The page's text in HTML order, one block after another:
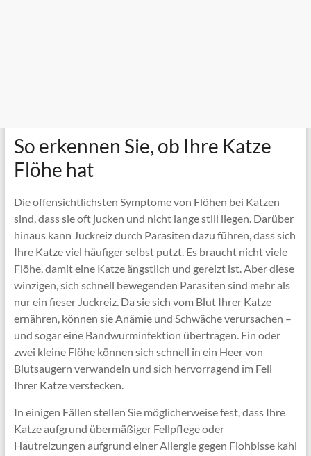
So erkennen Sie, ob Ihre Katze
Flöhe hat
Die offensichtlichsten Symptome von Flöhen bei Katzen
sind, dass sie oft jucken und nicht lange still liegen. Darüber
hinaus kann Juckreiz durch Parasiten dazu führen, dass sich
Ihre Katze viel häufiger selbst putzt. Es braucht nicht viele
Flöhe, damit eine Katze ängstlich und gereizt ist. Aber diese
winzigen, sich schnell bewegenden Parasiten sind mehr als
nur ein fieser Juckreiz. Da sie sich vom Blut Ihrer Katze
ernähren, können sie Anämie und Schwäche verursachen –
und sogar eine Bandwurminfektion übertragen. Ein oder
zwei kleine Flöhe können sich schnell in ein Heer von
Blutsaugern verwandeln und sich hervorragend im Fell
Ihrer Katze verstecken.
In einigen Fällen stellen Sie möglicherweise fest, dass Ihre
Katze aufgrund übermäßiger Fellpflege oder
Hautreizungen aufgrund einer Allergie gegen Flohbisse kahl